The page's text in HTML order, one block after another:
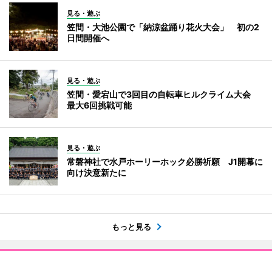
見る・遊ぶ
笠間・大池公園で「納涼盆踊り花火大会」 初の2
日間開催へ
見る・遊ぶ
笠間・愛宕山で3回目の自転車ヒルクライム大会
最大6回挑戦可能
見る・遊ぶ
常磐神社で水戸ホーリーホック必勝祈願 J1開幕に
向け決意新たに
もっと見る